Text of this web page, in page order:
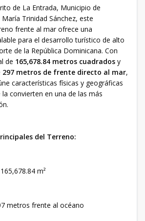
de La Entrada, Municipio de
Trinidad Sánchez, este
frente al mar ofrece una
para el desarrollo turístico de alto
de la República Dominicana. Con
de 165,678.84 metros cuadrados y
297 metros de frente directo al mar,
características físicas y geográficas
convierten en una de las más
del Terreno:
165,678.84 m²
metros frente al océano